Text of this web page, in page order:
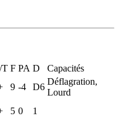
T F PA D
Capacités
9 -4 D6
Déflagration,
Lourd
5 0 1